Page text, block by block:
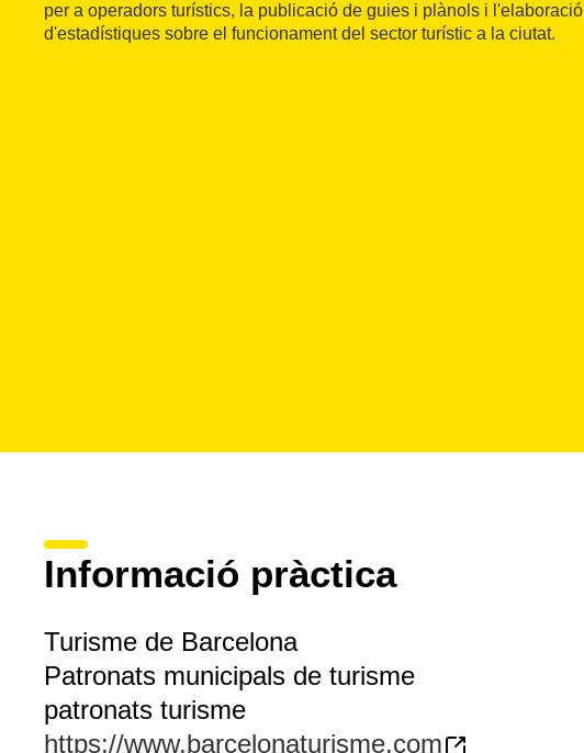
per a operadors turístics, la publicació de guies i plànols i l'elaboració
d'estadístiques sobre el funcionament del sector turístic a la ciutat.
Informació pràctica
Turisme de Barcelona
Patronats municipals de turisme
patronats turisme
https://www.barcelonaturisme.com